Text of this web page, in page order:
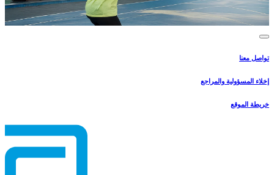
تواصل معنا
إخلاء المسؤولية والمراجع
خريطة الموقع